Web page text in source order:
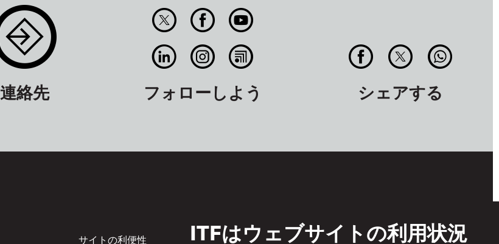
連絡先 フォローしよう シェアする
サイトの利便性 サイトの利用条件
ITFはウェブサイトの利用状況